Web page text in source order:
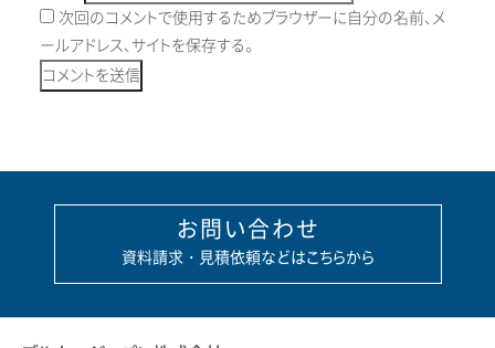
次回のコメントで使用するためブラウザーに自分の名前、メ
ールアドレス、サイトを保存する。
お問い合わせ
資料請求・見積依頼などはこちらから